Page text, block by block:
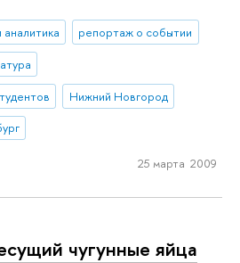
репортаж о событии
Нижний Новгород
25 марта 2009
чугунные яйца